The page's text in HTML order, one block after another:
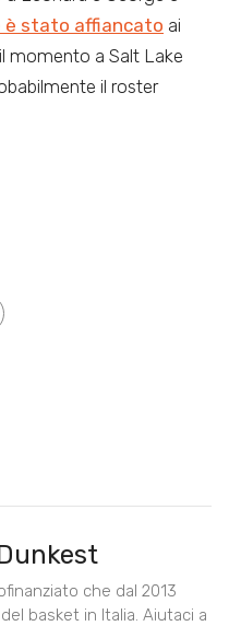
è stato affiancato ai
momento a Salt Lake
il roster
che dal 2013
basket in Italia. Aiutaci a